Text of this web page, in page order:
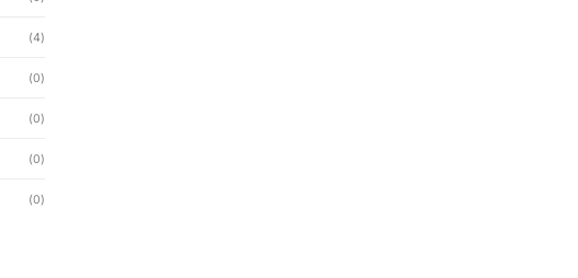
(4)
(0)
(0)
(0)
(0)